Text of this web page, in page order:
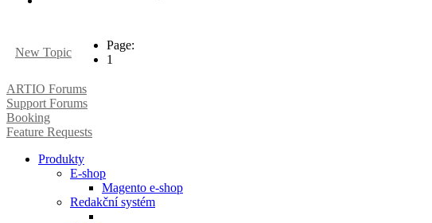
New Topic
Page:
1
ARTIO Forums
Support Forums
Booking
Feature Requests
Produkty
E-shop
Magento e-shop
Redakční systém